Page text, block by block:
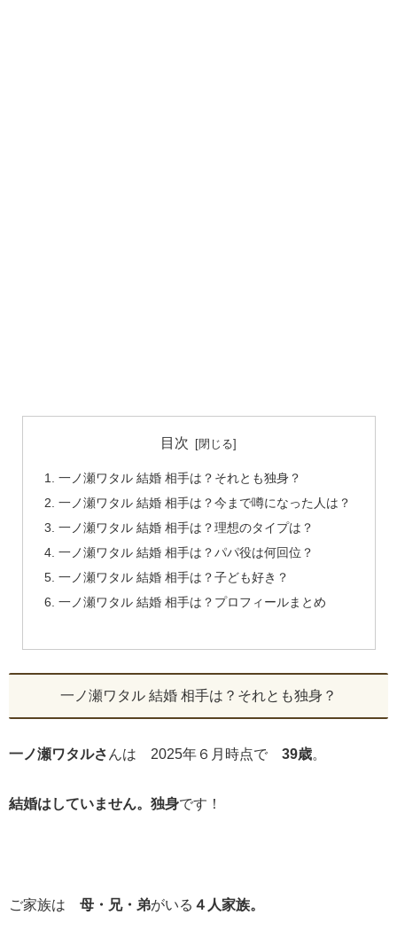
目次
一ノ瀬ワタル 結婚 相手は？それとも独身？
一ノ瀬ワタル 結婚 相手は？今まで噂になった人は？
一ノ瀬ワタル 結婚 相手は？理想のタイプは？
一ノ瀬ワタル 結婚 相手は？パパ役は何回位？
一ノ瀬ワタル 結婚 相手は？子ども好き？
一ノ瀬ワタル 結婚 相手は？プロフィールまとめ
一ノ瀬ワタル 結婚 相手は？それとも独身？
一ノ瀬ワタルさ んは 2025年６月時点で 39歳。
結婚はしていません。独身です！
ご家族は 母・兄・弟がいる ４人家族。